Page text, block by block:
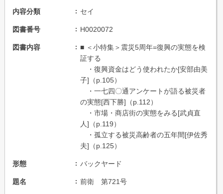
内容分類 セイ
図書番号 H0020072
図書内容
■ ＜小特集＞震災5周年=復興の実態を検
証する
・復興資金はどう使われたか[安部由美
子]（p.105）
・一七四〇通アンケートが語る被災者
の実態[西下勝]（p.112）
・市場・商店街の実態をみる[武貞直
人]（p.119）
・孤立する被災高齢者の五年間[伊佐秀
夫]（p.125）
形態 バックヤード
題名 前衛 第721号